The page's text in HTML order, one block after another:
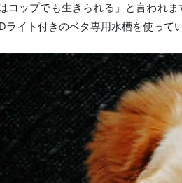
はコップでも生きられる」と言われ
ライト付きのベタ専用水槽を使って